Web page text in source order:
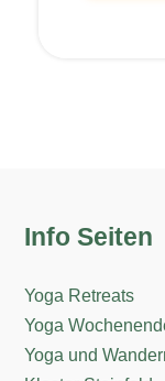
Info Seiten
Yoga Retreats
Yoga
Yoga und